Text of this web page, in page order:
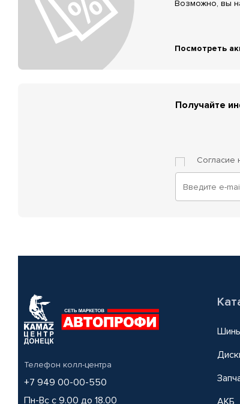
Возможно, вы
Посмотреть
Получайте
Согласие
Телефон колл-центра
+7 949 00-00-550
Пн-Вс с 9.00 до 18.00
АКБ